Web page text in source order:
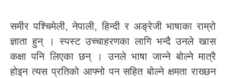
समीर पश्चिमेली, नेपाली, हिन्दी र अङ्रेजी भाषाका राम्रो
ज्ञाता हुन् । स्पस्ट उच्चाहरणका लागि भन्दै उनले खास
कक्षा पनि लिएका छन् । उनले भाषा जान्ने बोल्ने मात्रै
होइन त्यस प्रतिको आफ्नो पन सहित बोल्ने क्षमता राख्छन